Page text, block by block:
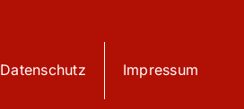
Datenschutz Impressum